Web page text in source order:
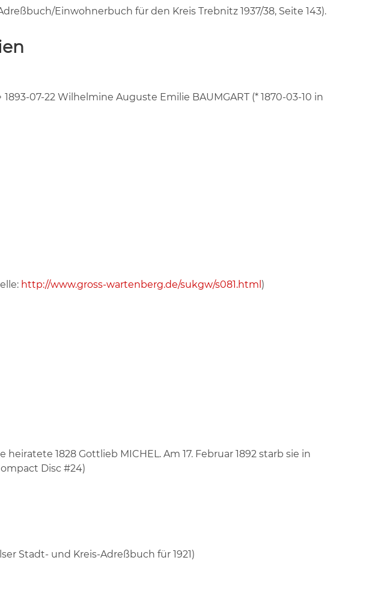
Einwohnerbuch für den Kreis Trebnitz 1937/38, Seite 143).
07-22 Wilhelmine Auguste Emilie BAUMGART (* 1870-03-10 in
http://www.gross-wartenberg.de/sukgw/s081.html )
1828 Gottlieb MICHEL. Am 17. Februar 1892 starb sie in
Disc #24)
Stadt- und Kreis-Adreßbuch für 1921)